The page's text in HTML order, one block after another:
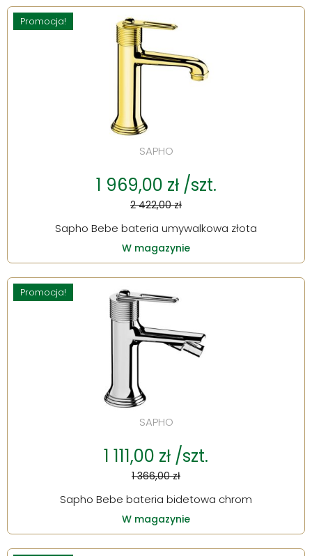
Promocja!
SAPHO
1 969,00 zł /szt.
2 422,00 zł
Sapho Bebe bateria umywalkowa złota
W magazynie
Promocja!
SAPHO
1 111,00 zł /szt.
1 366,00 zł
Sapho Bebe bateria bidetowa chrom
W magazynie